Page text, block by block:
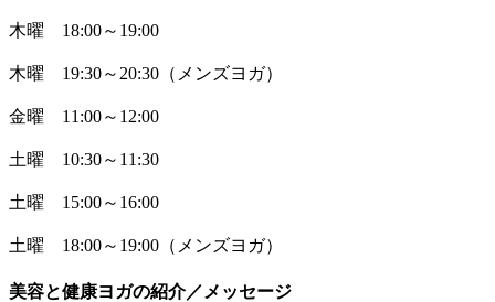
木曜 18:00～19:00
木曜 19:30～20:30（メンズヨガ）
金曜 11:00～12:00
土曜 10:30～11:30
土曜 15:00～16:00
土曜 18:00～19:00（メンズヨガ）
美容と健康ヨガの紹介／メッセージ